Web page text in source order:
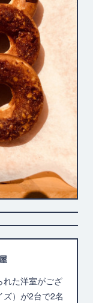
れた洋室がござ
）が2台で2名